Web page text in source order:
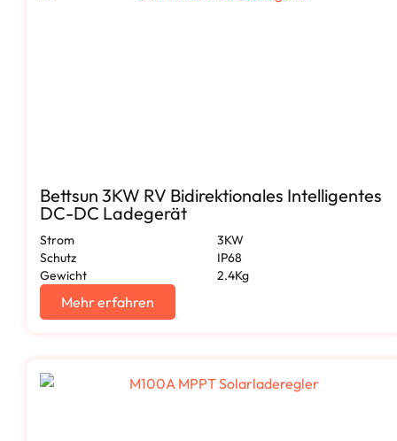
Bettsun 3KW RV Bidirektionales Intelligentes
DC-DC Ladegerät
Strom
3KW
Schutz
IP68
Gewicht
2.4Kg
Mehr erfahren